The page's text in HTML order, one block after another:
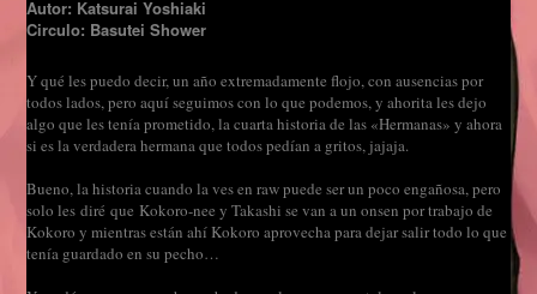
Autor: Katsurai Yoshiaki
Circulo: Basutei Shower
Y qué les puedo decir, un año extremadamente flojo, con ausencias por
todos lados, pero aquí seguimos con lo que podemos, y ahorita les dejo
algo que les tenía prometido, la cuarta historia de las «Hermanas» y ahora
si es la verdadera hermana que todos pedían a gritos, jajaja.
Bueno, la historia cuando la ves en raw puede ser un poco engañosa, pero
solo les diré que Kokoro-nee y Takashi se van a un onsen por trabajo de
Kokoro y mientras están ahí Kokoro aprovecha para dejar salir todo lo que
tenía guardado en su pecho…